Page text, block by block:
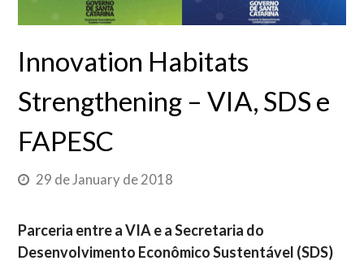
Innovation Habitats
Strengthening – VIA, SDS e
FAPESC
29 de January de 2018
Parceria entre a VIA e a Secretaria do
Desenvolvimento Econômico Sustentável (SDS)